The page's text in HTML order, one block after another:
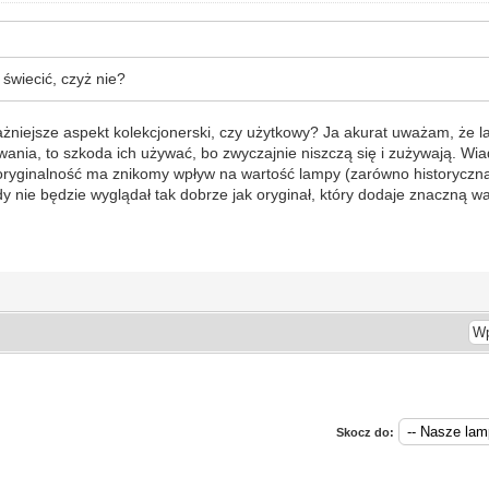
czyż nie?
aspekt kolekcjonerski, czy użytkowy? Ja akurat uważam, że
to szkoda ich używać, bo zwyczajnie niszczą się i zużywają.
ma znikomy wpływ na wartość lampy (zarówno
nie będzie wyglądał tak dobrze jak oryginał, który dodaje znaczną
Skocz do: